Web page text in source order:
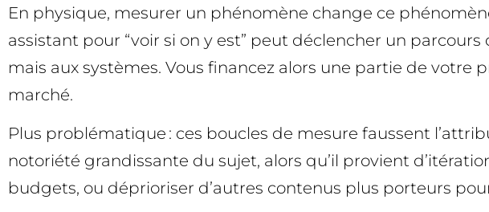
En physique, mesurer un phénomène change ce
assistant pour “voir si on y est” peut déclencher un
mais aux systèmes. Vous financez alors une partie de
marché.
Plus problématique : ces boucles de mesure faussent
notoriété grandissante du sujet, alors qu’il provient
budgets, ou déprioriser d’autres contenus plus porteurs